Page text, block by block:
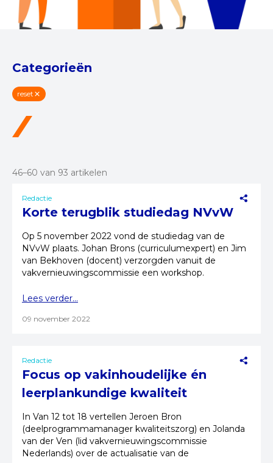
46–60 van 93 artikelen
Redactie
Korte terugblik studiedag NVvW
Op 5 november 2022 vond de studiedag van de
NVvW plaats. Johan Brons (curriculumexpert) en Jim
van Bekhoven (docent) verzorgden vanuit de
vakvernieuwingscommissie een workshop.
Lees verder...
09 november 2022
Redactie
Focus op vakinhoudelijke én
leerplankundige kwaliteit
In Van 12 tot 18 vertellen Jeroen Bron
(deelprogrammamanager kwaliteitszorg) en Jolanda
van der Ven (lid vakvernieuwingscommissie
Nederlands) over de actualisatie van de
Categorieën
reset